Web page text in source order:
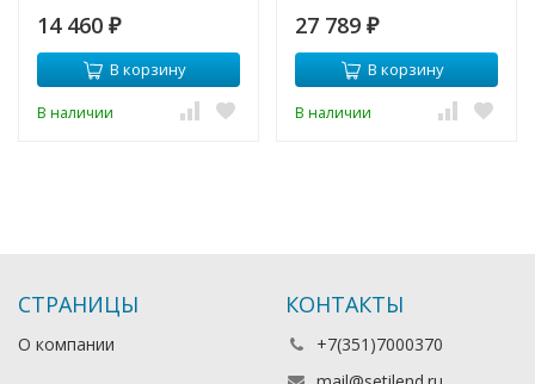
14 460 ₽
В корзину
В наличии
27 789 ₽
В корзину
В наличии
СТРАНИЦЫ
О компании
КОНТАКТЫ
+7(351)7000370